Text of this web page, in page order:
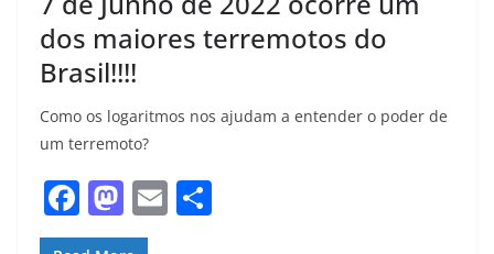
dos maiores terremotos do
Brasil!!!!
Como os logaritmos nos ajudam a entender o poder de
um terremoto?
F
a
M
a
E